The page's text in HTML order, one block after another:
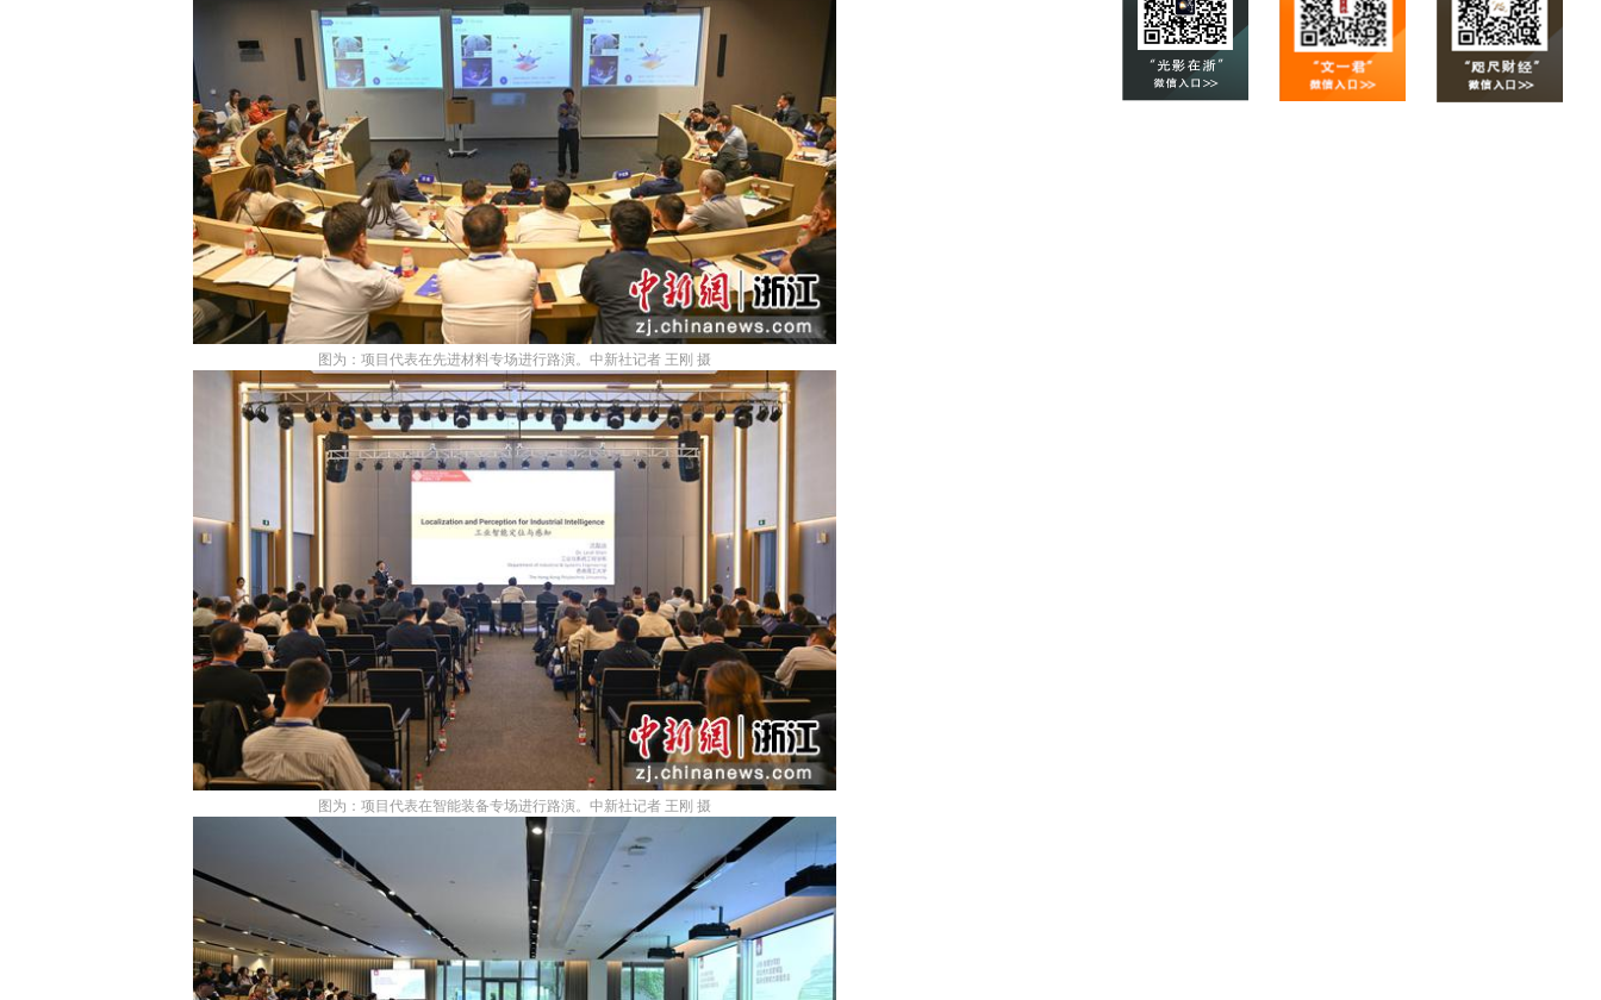
图为：项目代表在先进材料专场进行路演。中新社记者 王刚 摄
图为：项目代表在智能装备专场进行路演。中新社记者 王刚 摄